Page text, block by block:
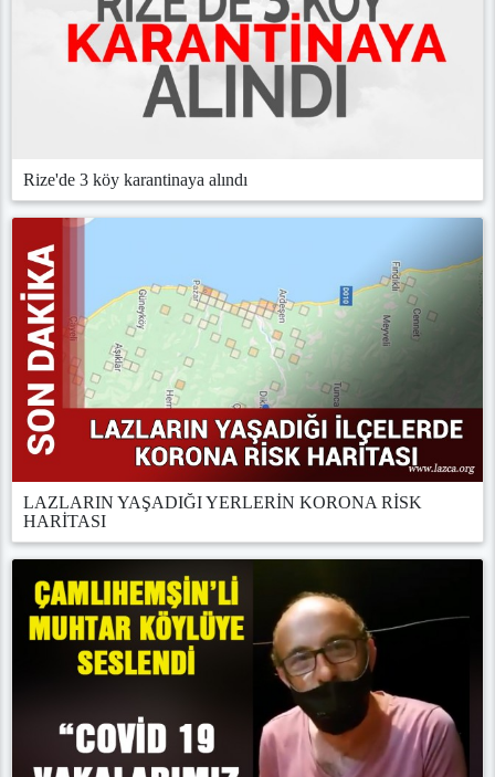
Rize'de 3 köy karantinaya alındı
LAZLARIN YAŞADIĞI YERLERİN KORONA RİSK
HARİTASI